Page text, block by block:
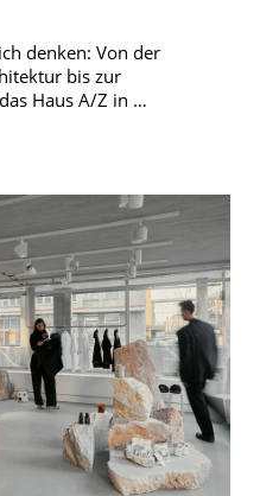
denken: Von der
bis zur
Haus A/Z in …